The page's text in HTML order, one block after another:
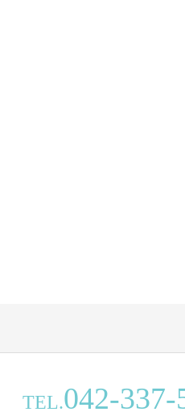
TEL.042-337-